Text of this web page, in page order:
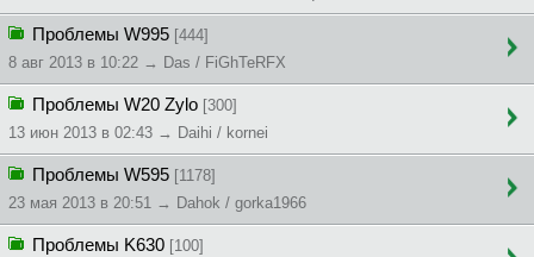
Проблемы W995 [444]
8 авг 2013 в 10:22 → Das / FiGhTeRFX
Проблемы W20 Zylo [300]
13 июн 2013 в 02:43 → Daihi / kornei
Проблемы W595 [1178]
23 мая 2013 в 20:51 → Dahok / gorka1966
Проблемы K630 [100]